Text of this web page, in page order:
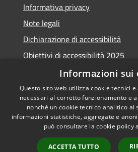
Informativa privacy
Note legali
Dichiarazione di accessibilità
Obiettivi di accessibilità 2025
Meccanismo di feedback
RSS
Accessibilità
Informazioni sui
Questo sito web utilizza cookie tecnici
necessari al corretto funzionamento e
nonché un cookie tecnico analitico al
informazioni statistiche, aggregate e
può consultare la cookie policy
ACCETTA TUTTO